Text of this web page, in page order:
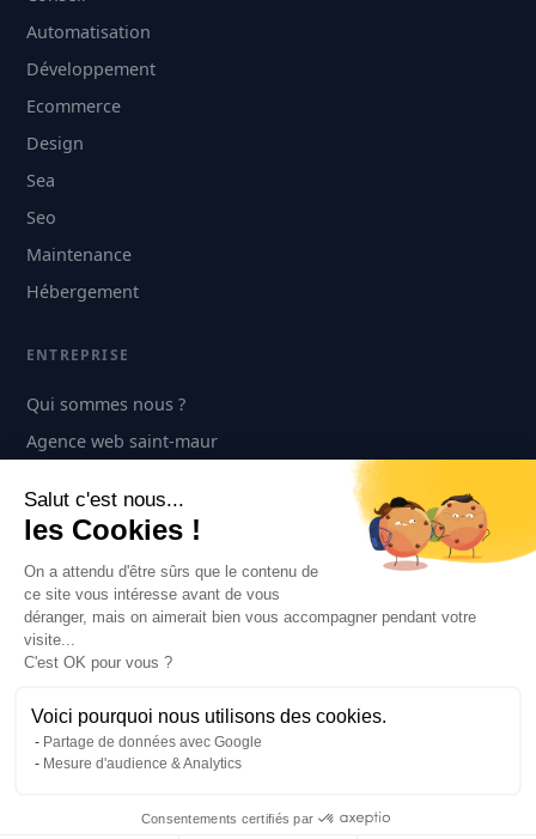
Salut c'est nous...
les Cookies !
On a attendu d'être sûrs que le contenu de
ce site vous intéresse avant de vous
déranger, mais on aimerait bien vous accompagner pendant votre
visite...
C'est OK pour vous ?
Voici pourquoi nous utilisons des cookies.
Partage de données avec Google
Mesure d'audience & Analytics
Consentements certifiés par
Automatisation
Développement
Ecommerce
Design
Sea
Seo
Maintenance
Hébergement
ENTREPRISE
Qui sommes nous ?
Agence web saint-maur
CONTACT
+33 1 42 83 27 21
30 rue de la Varenne
Saint-Maur-des-Fossés 94100
Alliantic. Tous droits réservés.